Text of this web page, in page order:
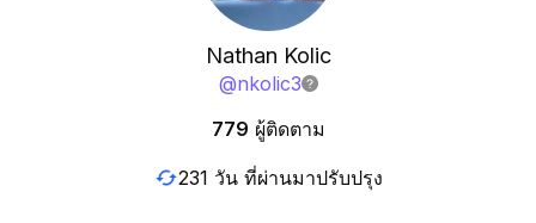
Nathan Kolic
@nkolic3
779 ผู้ติดตาม
231 วัน ที่ผ่านมาปรับปรุง